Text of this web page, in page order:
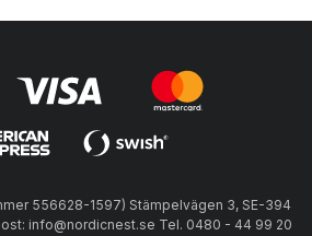
556628-1597) Stämpelvägen 3, SE-394
info@nordicnest.se Tel. 0480 - 44 99 20